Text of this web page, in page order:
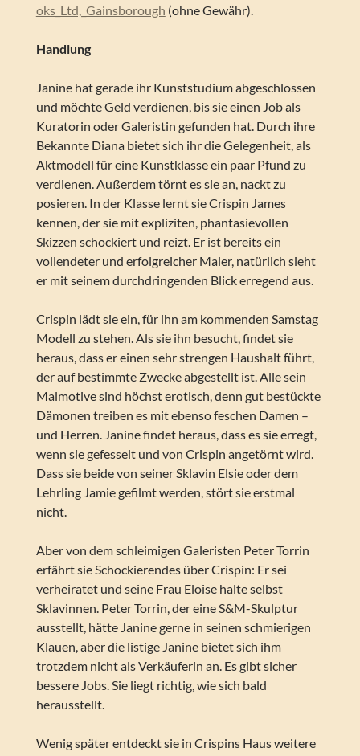
oks_Ltd,_Gainsborough (ohne Gewähr).
Handlung
Janine hat gerade ihr Kunststudium abgeschlossen
und möchte Geld verdienen, bis sie einen Job als
Kuratorin oder Galeristin gefunden hat. Durch ihre
Bekannte Diana bietet sich ihr die Gelegenheit, als
Aktmodell für eine Kunstklasse ein paar Pfund zu
verdienen. Außerdem törnt es sie an, nackt zu
posieren. In der Klasse lernt sie Crispin James
kennen, der sie mit expliziten, phantasievollen
Skizzen schockiert und reizt. Er ist bereits ein
vollendeter und erfolgreicher Maler, natürlich sieht
er mit seinem durchdringenden Blick erregend aus.
Crispin lädt sie ein, für ihn am kommenden Samstag
Modell zu stehen. Als sie ihn besucht, findet sie
heraus, dass er einen sehr strengen Haushalt führt,
der auf bestimmte Zwecke abgestellt ist. Alle sein
Malmotive sind höchst erotisch, denn gut bestückte
Dämonen treiben es mit ebenso feschen Damen –
und Herren. Janine findet heraus, dass es sie erregt,
wenn sie gefesselt und von Crispin angetörnt wird.
Dass sie beide von seiner Sklavin Elsie oder dem
Lehrling Jamie gefilmt werden, stört sie erstmal
nicht.
Aber von dem schleimigen Galeristen Peter Torrin
erfährt sie Schockierendes über Crispin: Er sei
verheiratet und seine Frau Eloise halte selbst
Sklavinnen. Peter Torrin, der eine S&M-Skulptur
ausstellt, hätte Janine gerne in seinen schmierigen
Klauen, aber die listige Janine bietet sich ihm
trotzdem nicht als Verkäuferin an. Es gibt sicher
bessere Jobs. Sie liegt richtig, wie sich bald
herausstellt.
Wenig später entdeckt sie in Crispins Haus weitere